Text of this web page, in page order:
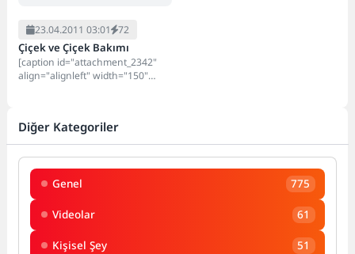
23.04.2011 03:01 72
Çiçek ve Çiçek Bakımı
[caption id="attachment_2342"
align="alignleft" width="150"
Diğer Kategoriler
Genel 775
Videolar 61
Kişisel Şey 51